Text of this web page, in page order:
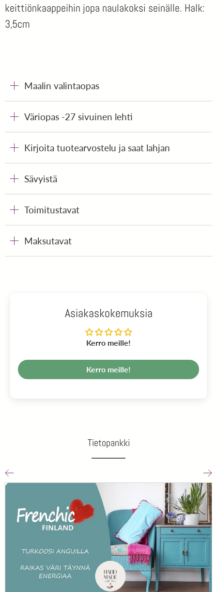
keittiönkaappeihin jopa naulakoksi seinälle. Halk:
3,5cm
Maalin valintaopas
Väriopas -27 sivuinen lehti
Kirjoita tuotearvostelu ja saat lahjan
Sävyistä
Toimitustavat
Maksutavat
Asiakaskokemuksia
Kerro meille!
Kerro meille!
Tietopankki